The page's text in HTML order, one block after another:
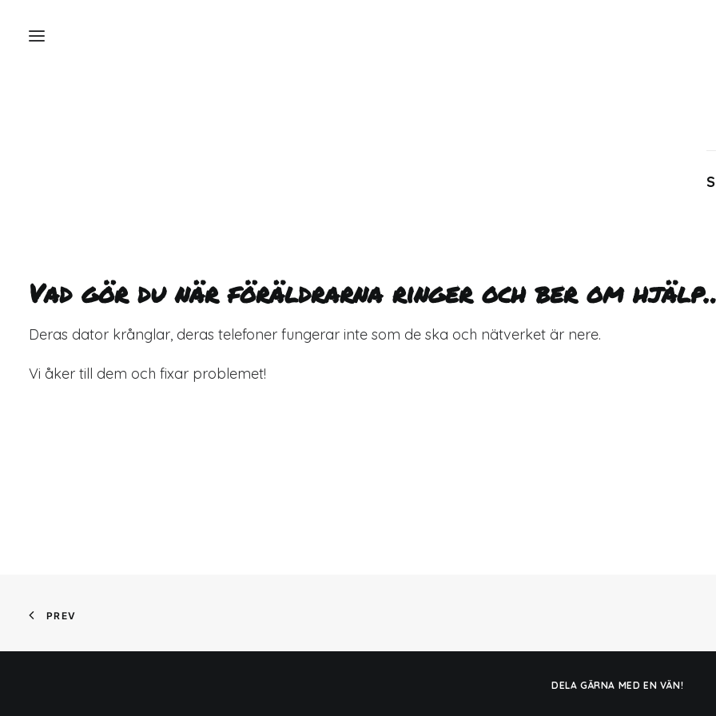
Vad gör du när föräldrarna ringer och ber om
Deras dator krånglar, deras telefoner fungerar inte som de ska och nätverket är nere.
Vi åker till dem och fixar problemet!
PREV
DELA GÄRNA MED EN VÄN!